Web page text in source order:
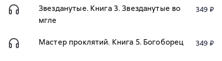
Звезданутые. Книга 3. Звезданутые во
мгле
349 ₽
Мастер проклятий. Книга 5. Богоборец 349 ₽